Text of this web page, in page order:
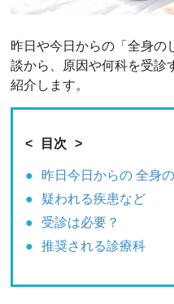
昨日や今日からの「全身の
談から、原因や何科を受診
紹介します。
目次
昨日今日からの 全身
疑われる疾患など
受診は必要？
推奨される診療科